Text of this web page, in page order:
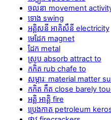
ចលនា movement
ទោង swing
អគ្គិសនី អាគិសឹនី electricity
មេដែក magnet
ដែក metal
ស្រូប absorb attract to
កកិត rub chafe to
សម្ភារៈ material matter
កកិត កឹត close barely
អគ្គិ អាគ្គិ fire
ប្រេងកាត petroleum